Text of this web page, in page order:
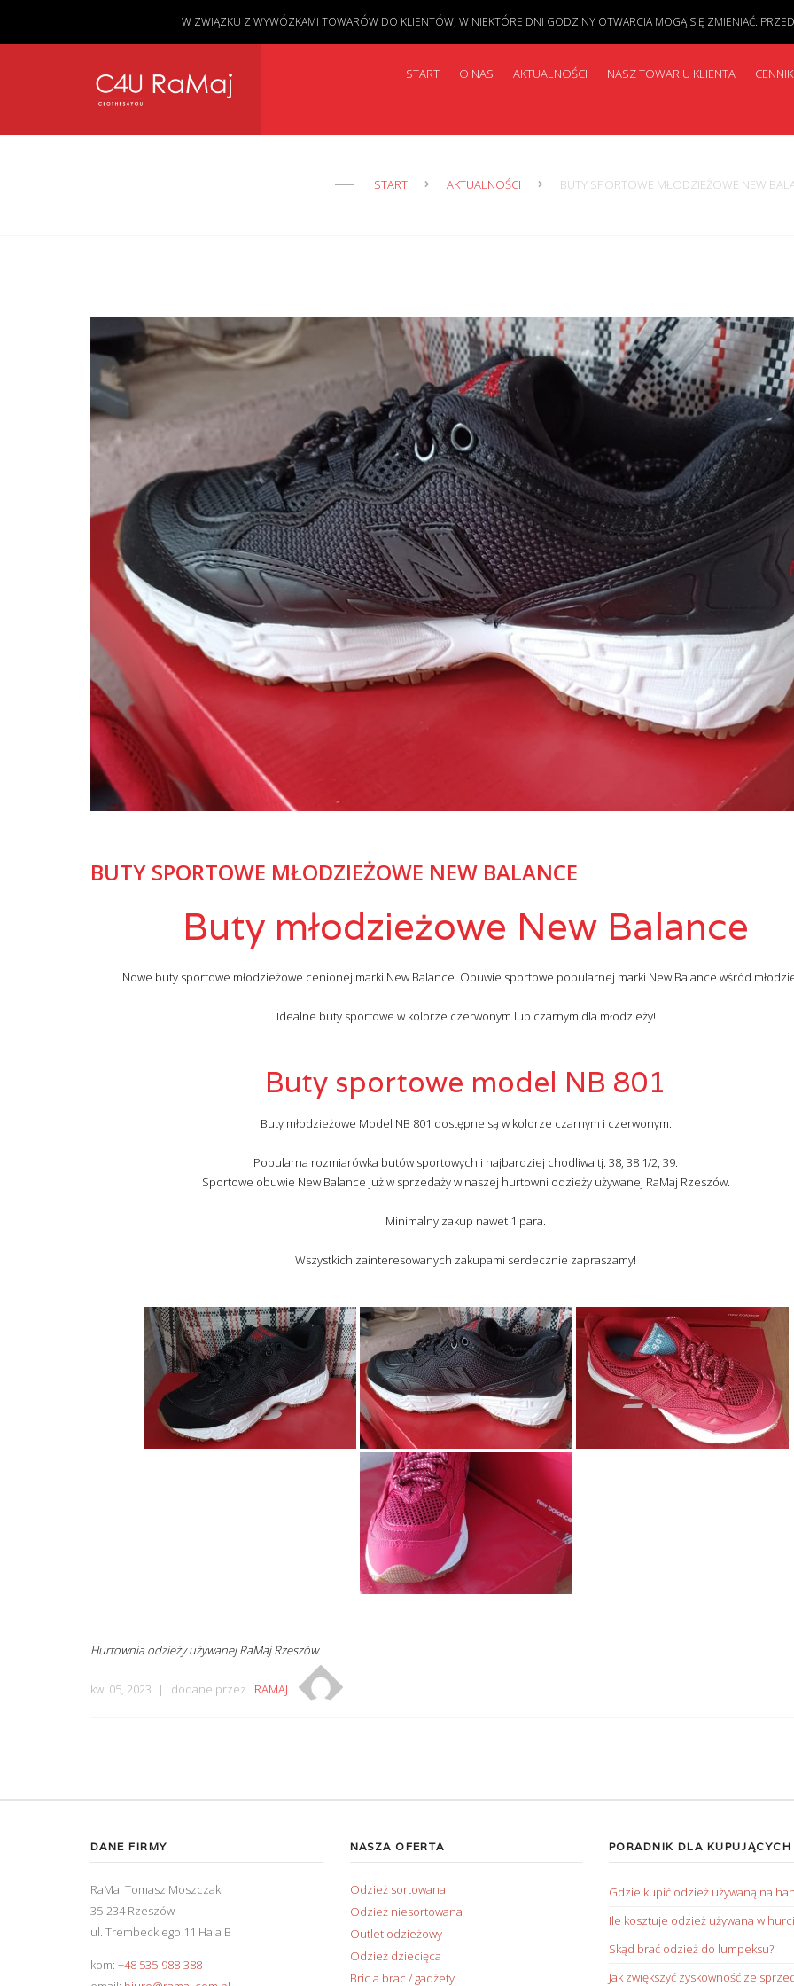
START O NAS AKTUALNOŚCI NASZ TOWAR U KLIENTA CENNIK
START AKTUALNOŚCI BUTY SPORTOWE MŁODZIEŻOWE NEW
BUTY SPORTOWE MŁODZIEŻOWE NEW BALANCE
Buty młodzieżowe New Balance
Nowe buty sportowe młodzieżowe cenionej marki New Balance. Obuwie sportowe popularnej marki New Balance wśród
Idealne buty sportowe w kolorze czerwonym lub czarnym dla młodzieży!
Buty sportowe model NB 801
Buty młodzieżowe Model NB 801 dostępne są w kolorze czarnym i czerwonym.
Popularna rozmiarówka butów sportowych i najbardziej chodliwa tj. 38, 38 1/2, 39.
Sportowe obuwie New Balance już w sprzedaży w naszej hurtowni odzieży używanej RaMaj Rzeszów.
Minimalny zakup nawet 1 para.
Wszystkich zainteresowanych zakupami serdecznie zapraszamy!
Hurtownia odzieży używanej RaMaj Rzeszów
kwi 05, 2023 dodane przez RAMAJ
DANE FIRMY
RaMaj Tomasz Moszczak
35-234 Rzeszów
ul. Trembeckiego 11 Hala B
kom: +48 535-988-388
NASZA OFERTA
Odzież sortowana
Odzież niesortowana
Outlet odzieżowy
Odzież dziecięca
Bric a brac / gadżety
PORADNIK DLA KUPUJĄCYCH
Gdzie kupić odzież używaną na
Ile kosztuje odzież używana w
Skąd brać odzież do lumpeksu?
Jak zwiększyć zyskowność ze
W ZWIĄZKU Z WYWÓZKAMI TOWARÓW DO KLIENTÓW, W NIEKTÓRE DNI GODZINY OTWARCIA MOGĄ SIĘ ZMIENIAĆ. PRZED